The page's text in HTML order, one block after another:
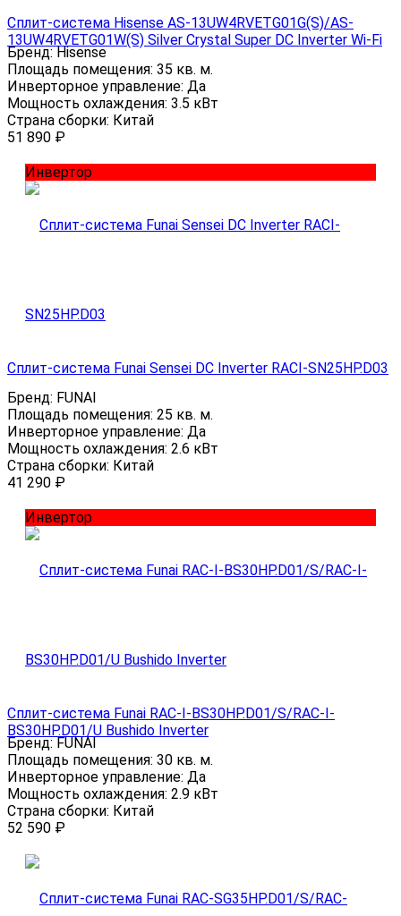
Сплит-система Hisense AS-13UW4RVETG01G(S)/AS-
13UW4RVETG01W(S) Silver Crystal Super DC Inverter Wi-Fi
Бренд: Hisense
Площадь помещения: 35 кв. м.
Инверторное управление: Да
Мощность охлаждения: 3.5 кВт
Страна сборки: Китай
51 890 ₽
Инвертор
Сплит-система Funai Sensei DC Inverter RACI-SN25HP.D03
Бренд: FUNAI
Площадь помещения: 25 кв. м.
Инверторное управление: Да
Мощность охлаждения: 2.6 кВт
Страна сборки: Китай
41 290 ₽
Инвертор
Сплит-система Funai RAC-I-BS30HP.D01/S/RAC-I-
BS30HP.D01/U Bushido Inverter
Бренд: FUNAI
Площадь помещения: 30 кв. м.
Инверторное управление: Да
Мощность охлаждения: 2.9 кВт
Страна сборки: Китай
52 590 ₽